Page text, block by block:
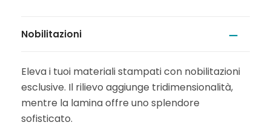
Nobilitazioni
Eleva i tuoi materiali stampati con nobilitazioni
esclusive. Il rilievo aggiunge tridimensionalità,
mentre la lamina offre uno splendore
sofisticato.